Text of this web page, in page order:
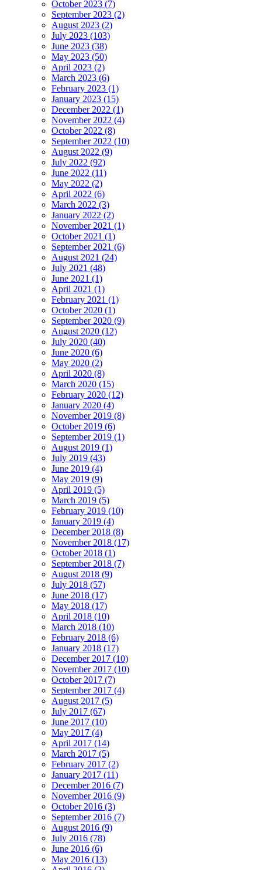
October 2023 (7)
September 2023 (2)
August 2023 (2)
July 2023 (103)
June 2023 (38)
May 2023 (50)
April 2023 (2)
March 2023 (6)
February 2023 (1)
January 2023 (15)
December 2022 (1)
November 2022 (4)
October 2022 (8)
September 2022 (10)
August 2022 (9)
July 2022 (92)
June 2022 (11)
May 2022 (2)
April 2022 (6)
March 2022 (3)
January 2022 (2)
November 2021 (1)
October 2021 (1)
September 2021 (6)
August 2021 (24)
July 2021 (48)
June 2021 (1)
April 2021 (1)
February 2021 (1)
October 2020 (1)
September 2020 (9)
August 2020 (12)
July 2020 (40)
June 2020 (6)
May 2020 (2)
April 2020 (8)
March 2020 (15)
February 2020 (12)
January 2020 (4)
November 2019 (8)
October 2019 (6)
September 2019 (1)
August 2019 (1)
July 2019 (43)
June 2019 (4)
May 2019 (9)
April 2019 (5)
March 2019 (5)
February 2019 (10)
January 2019 (4)
December 2018 (8)
November 2018 (17)
October 2018 (1)
September 2018 (7)
August 2018 (9)
July 2018 (57)
June 2018 (17)
May 2018 (17)
April 2018 (10)
March 2018 (10)
February 2018 (6)
January 2018 (17)
December 2017 (10)
November 2017 (10)
October 2017 (7)
September 2017 (4)
August 2017 (5)
July 2017 (67)
June 2017 (10)
May 2017 (4)
April 2017 (14)
March 2017 (5)
February 2017 (2)
January 2017 (11)
December 2016 (7)
November 2016 (9)
October 2016 (3)
September 2016 (7)
August 2016 (9)
July 2016 (78)
June 2016 (6)
May 2016 (13)